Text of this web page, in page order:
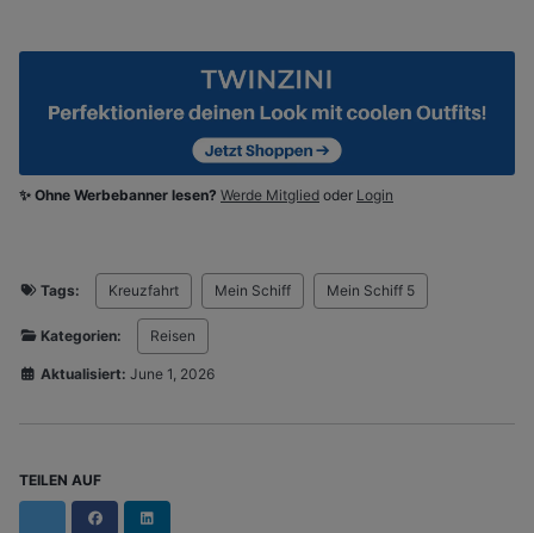
✨ Ohne Werbebanner lesen? Werde Mitglied oder Login
Tags: Kreuzfahrt Mein Schiff Mein Schiff 5
Kategorien: Reisen
Aktualisiert: June 1, 2026
TEILEN AUF
Facebook